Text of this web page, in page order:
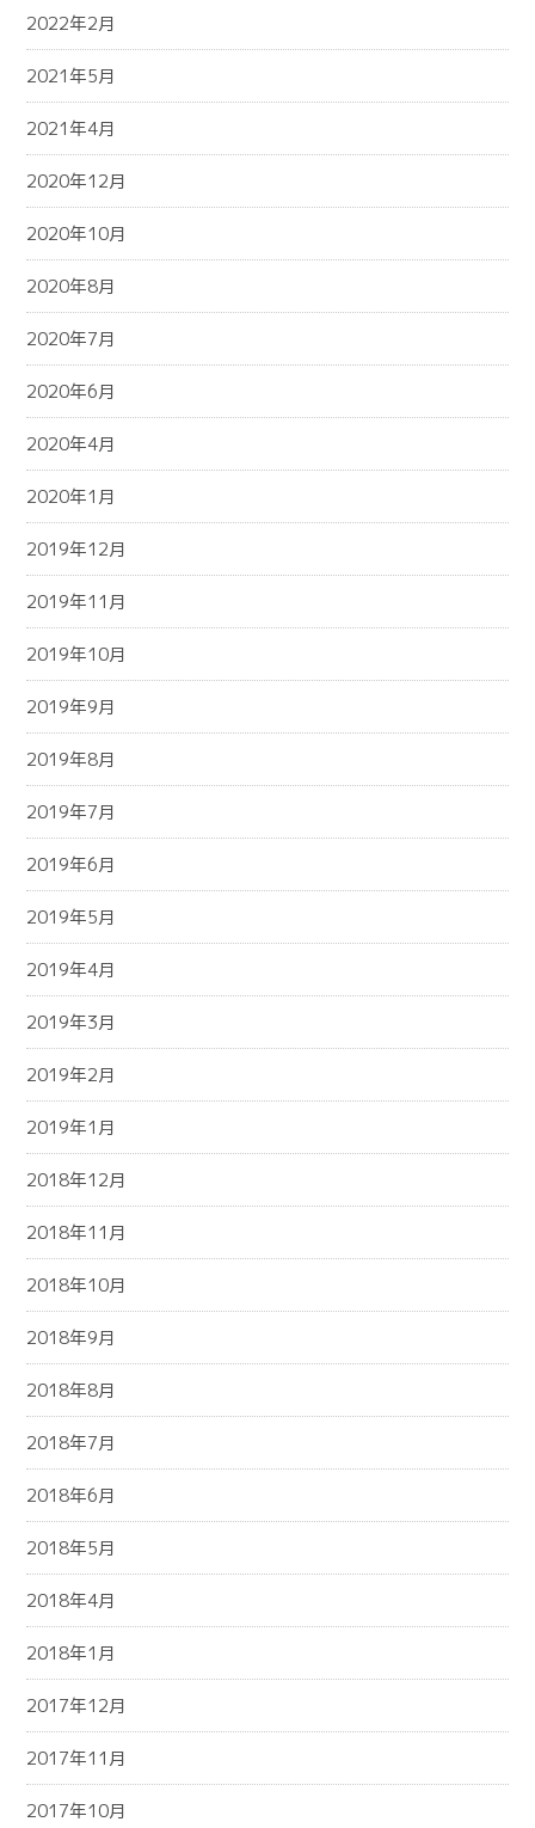
2022年2月
2021年5月
2021年4月
2020年12月
2020年10月
2020年8月
2020年7月
2020年6月
2020年4月
2020年1月
2019年12月
2019年11月
2019年10月
2019年9月
2019年8月
2019年7月
2019年6月
2019年5月
2019年4月
2019年3月
2019年2月
2019年1月
2018年12月
2018年11月
2018年10月
2018年9月
2018年8月
2018年7月
2018年6月
2018年5月
2018年4月
2018年1月
2017年12月
2017年11月
2017年10月